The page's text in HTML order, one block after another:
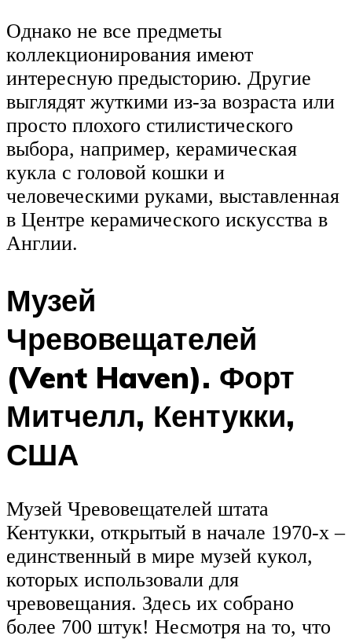
Однако не все предметы
коллекционирования имеют
интересную предысторию. Другие
выглядят жуткими из-за возраста или
просто плохого стилистического
выбора, например, керамическая
кукла с головой кошки и
человеческими руками, выставленная
в Центре керамического искусства в
Англии.
Музей
Чревовещателей
(Vent Haven). Форт
Митчелл, Кентукки,
США
Музей Чревовещателей штата
Кентукки, открытый в начале 1970-х –
единственный в мире музей кукол,
которых использовали для
чревовещания. Здесь их собрано
более 700 штук! Несмотря на то, что